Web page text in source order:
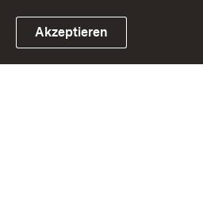
Link zum Landesportal
Akzeptieren